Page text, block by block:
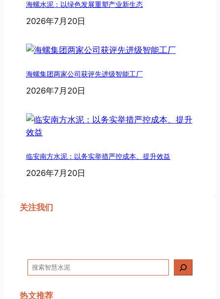
海螺水泥：以绿色发展重塑产业新生态
2026年7月20日
海螺集团两家公司获评先进级智能工厂
2026年7月20日
临安南方水泥：以务实举措严控成本、提升效益
2026年7月20日
关注我们
搜
索
热文推荐